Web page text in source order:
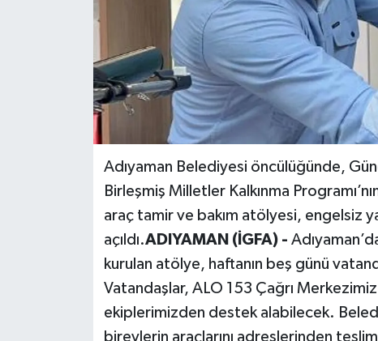
Adıyaman Belediyesi öncülüğünde,
Birleşmiş Milletler Kalkınma
araç tamir ve bakım atölyesi, engelsiz
açıldı.ADIYAMAN (İGFA) -
kurulan atölye, haftanın beş günü
Vatandaşlar, ALO 153 Çağrı
ekiplerimizden destek alabilecek.
bireylerin araçlarını adreslerinden